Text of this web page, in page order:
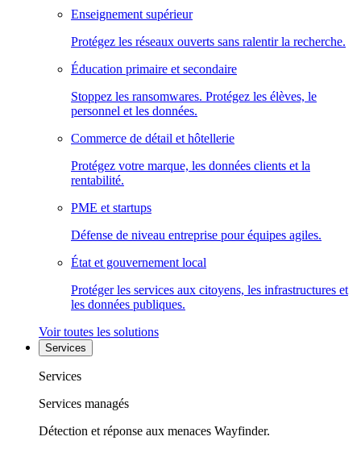
Enseignement supérieur
Protégez les réseaux ouverts sans ralentir la recherche.
Éducation primaire et secondaire
Stoppez les ransomwares. Protégez les élèves, le
personnel et les données.
Commerce de détail et hôtellerie
Protégez votre marque, les données clients et la
rentabilité.
PME et startups
Défense de niveau entreprise pour équipes agiles.
État et gouvernement local
Protéger les services aux citoyens, les infrastructures et
les données publiques.
Voir toutes les solutions
Services
Services
Services managés
Détection et réponse aux menaces Wayfinder.